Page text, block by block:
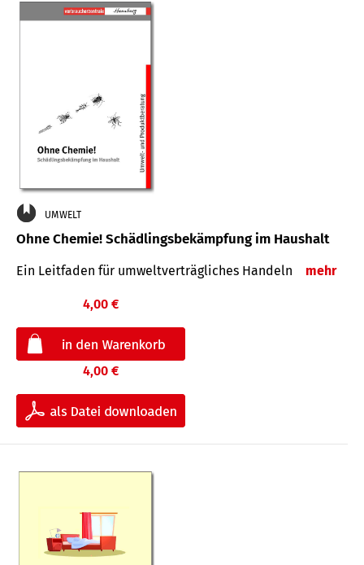
UMWELT
Ohne Chemie! Schädlingsbekämpfung im Haushalt
Ein Leitfaden für um­welt­ver­träg­liches Han­deln mehr
4,00 €
4,00 €